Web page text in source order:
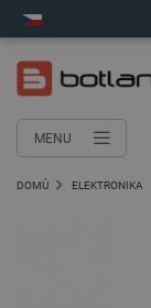
MENU
DOMŮ ELEKTRONIKA